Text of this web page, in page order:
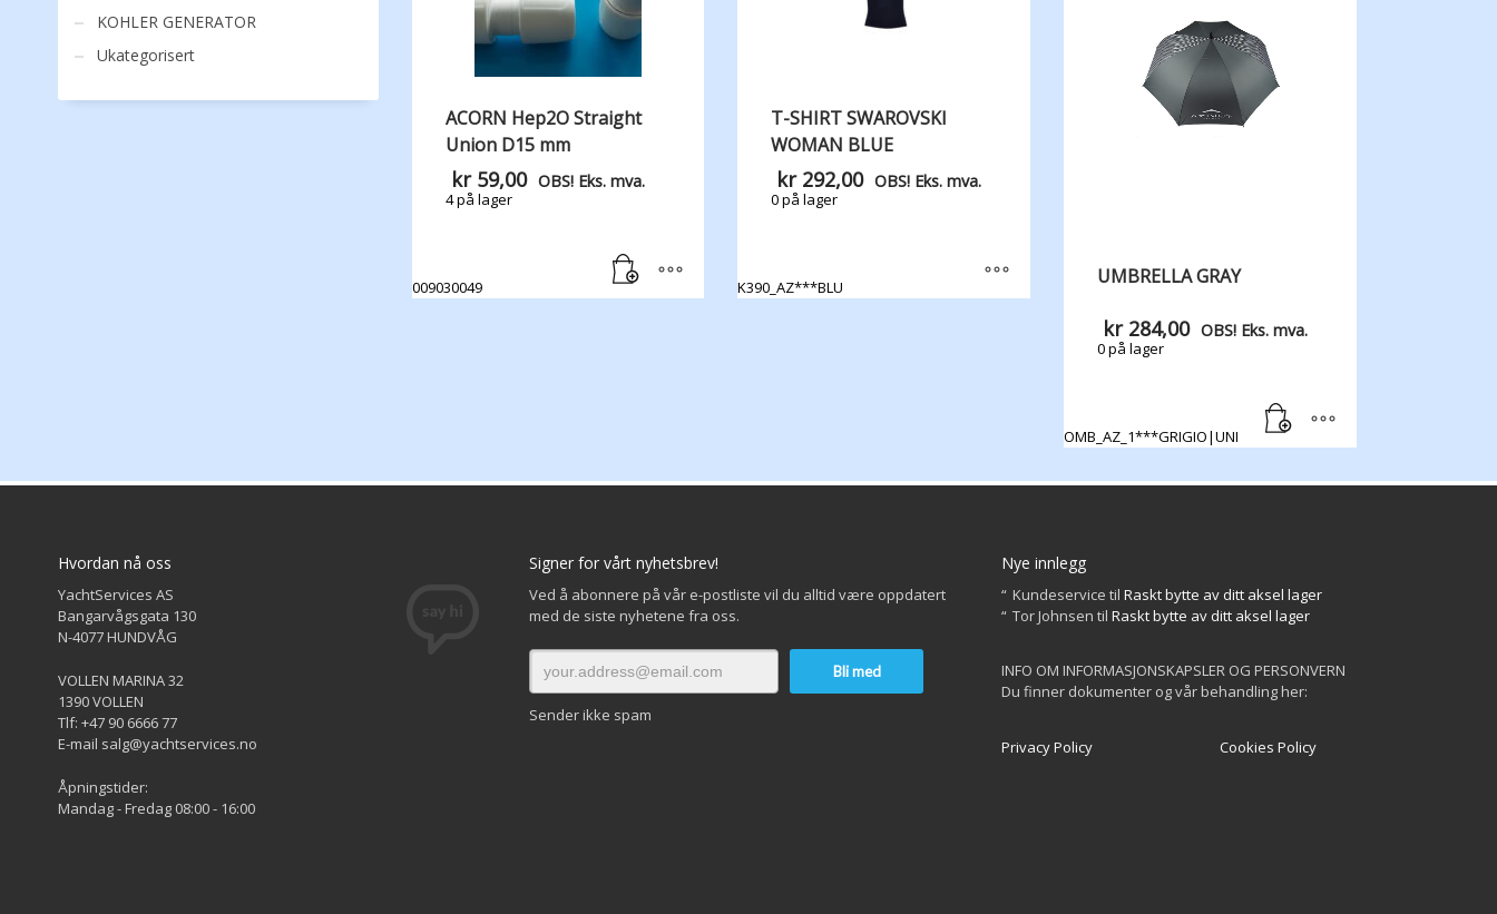
ACORN Hep2O Straight
Union D15 mm
kr59,00 OBS! Eks. mva.
4 på lager
009030049
T-SHIRT SWAROVSKI
WOMAN BLUE
kr292,00 OBS! Eks. mva.
0 på lager
K390_AZ***BLU
på
UMBRELLA GRAY
kr284,00 OBS! Eks. mva.
0 på lager
OMB_AZ_1***GRIGIO|UNI
KOHLER GENERATOR
Ukategorisert
Hvordan nå oss
YachtServices AS
Bangarvågsgata 130
N-4077 HUNDVÅG
VOLLEN MARINA 32
1390 VOLLEN
Tlf: +47 90 6666 77
E-mail salg@yachtservices.no
Åpningstider:
Mandag - Fredag 08:00 - 16:00
Signer for vårt nyhetsbrev!
Ved å abonnere på vår e-postliste vil du alltid være oppdatert
med de siste nyhetene fra oss.
Sender ikke spam
Nye innlegg
Kundeservice til Raskt bytte av ditt aksel lager
Tor Johnsen til Raskt bytte av ditt aksel lager
INFO OM INFORMASJONSKAPSLER OG PERSONVERN
Du finner dokumenter og vår behandling her:
Privacy Policy Cookies Policy